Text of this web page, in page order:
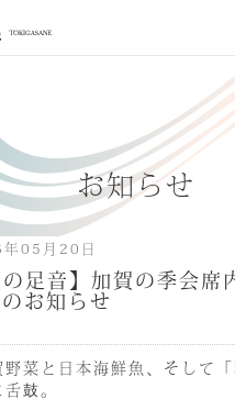
お知らせ
05月20日
の足音】加賀の季会席
お知らせ
菜と日本海鮮魚、そして
鼓。